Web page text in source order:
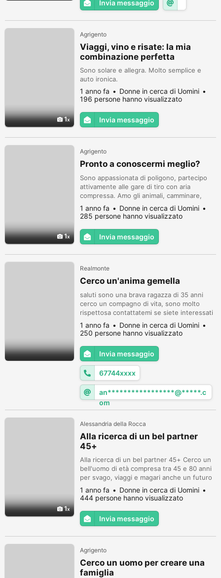
Invia messaggio
1
Agrigento
Viaggi, vino e risate: la mia
combinazione perfetta
Sono solare e allegra. Molto semplice e
auto ironica.
1 anno fa
Donne in cerca di Uomini
196 persone hanno visualizzato
Invia messaggio
1
Agrigento
Pronto a conoscermi meglio?
Sono appassionata di poligono, partecipo
attivamente alle gare di tiro con aria
compressa. Amo gli animali, camminare,
trascorrere del tempo con gli amici.
1 anno fa
Donne in cerca di Uomini
285 persone hanno visualizzato
Invia messaggio
Realmonte
Cerco un'anima gemella
saluti sono una brava ragazza di 35 anni
cerco un compagno di vita, sono molto
rispettosa contattatemi se siete interessati
a stabilire una relazione a lungo termine
con me
1 anno fa
Donne in cerca di Uomini
250 persone hanno visualizzato
Invia messaggio
67744xxxx
an*****************@*****.c
om
1
Alessandria della Rocca
Alla ricerca di un bel partner
45+
Alla ricerca di un bel partner 45+ Cerco un
bell'uomo di età compresa tra 45 e 80 anni
per svago, viaggi e magari anche un futuro
insieme. Sono 31/163/57 attr.NR, lavoro,
attivo, interessato alla cultura e al
divertimento. Alla ricerca di un NR forte (di
corporatura robusta), ben curato,
funzionante, mobile, senza animali
1 anno fa
Donne in cerca di Uomini
444 persone hanno visualizzato
Invia messaggio
Agrigento
Cerco un uomo per creare una
famiglia